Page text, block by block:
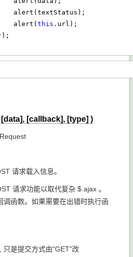
                    alert(
this .url);
[callback], [type] )
请求载入信息。
请求功能以取代复杂 $.ajax 。
调函数。如果需要在出错时执行函
只是提交方式由"GET"改